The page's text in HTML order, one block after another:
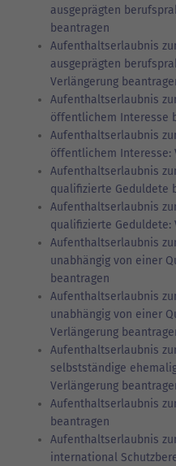
ausgeprägten
beantragen
Aufenthaltserlaubnis
ausgeprägten
Verlängerung
Aufenthaltserlaubnis
öffentlichem Interesse
Aufenthaltserlaubnis
öffentlichem Interesse:
Aufenthaltserlaubnis
qualifizierte Geduldete
Aufenthaltserlaubnis
qualifizierte Geduldete:
Aufenthaltserlaubnis
unabhängig von einer
beantragen
Aufenthaltserlaubnis
unabhängig von einer
Verlängerung
Aufenthaltserlaubnis
selbstständige
Verlängerung
Aufenthaltserlaubnis
beantragen
Aufenthaltserlaubnis
international